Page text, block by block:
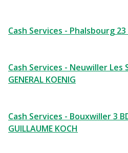
Cash Services - Phalsbourg 23
Cash Services - Neuwiller Les
GENERAL KOENIG
Cash Services - Bouxwiller 3
GUILLAUME KOCH